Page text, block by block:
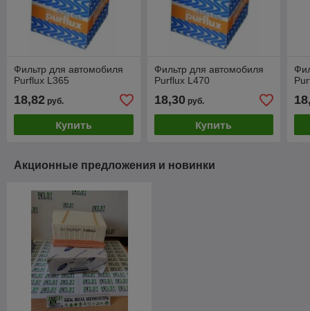
Фильтр для автомобиля
Purflux L365
18,82 руб.
Купить
Фильтр для автомобиля
Purflux L470
18,30руб.
Купить
Акционные предложения и новинки